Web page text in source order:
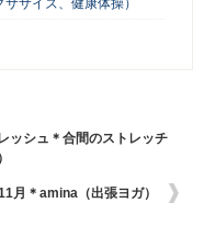
サイズ、健康体操）
ッシュ＊合間のストレッチ
月＊amina（出張ヨガ）